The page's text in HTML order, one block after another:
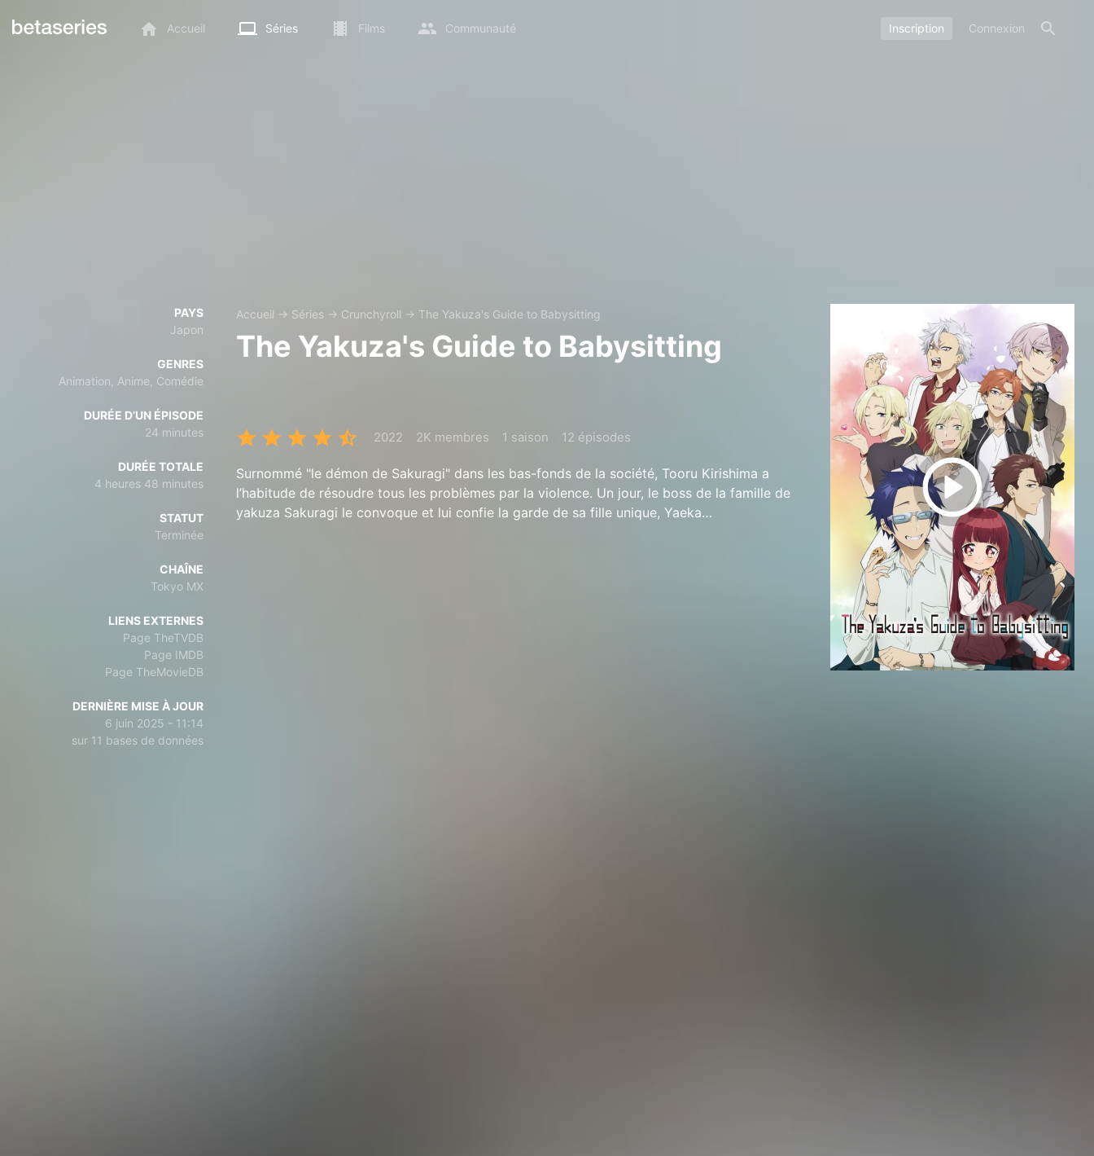
Accueil Séries Films Communauté Inscription Connexion
PAYS
Japon
GENRES
Animation, Anime, Comédie
DURÉE D’UN ÉPISODE
24 minutes
DURÉE TOTALE
4 heures 48 minutes
STATUT
Terminée
CHAÎNE
Tokyo MX
LIENS EXTERNES
Page TheTVDB
Page IMDB
Page TheMovieDB
DERNIÈRE MISE À JOUR
6 juin 2025 - 11:14
sur 11 bases de données
Accueil → Séries → Crunchyroll → The Yakuza's Guide to Babysitting
The Yakuza's Guide to Babysitting
2022 2K membres 1 saison 12 épisodes
Surnommé "le démon de Sakuragi" dans les bas-fonds de la société, Tooru Kirishima a
l’habitude de résoudre tous les problèmes par la violence. Un jour, le boss de la famille de
yakuza Sakuragi le convoque et lui confie la garde de sa fille unique, Yaeka…